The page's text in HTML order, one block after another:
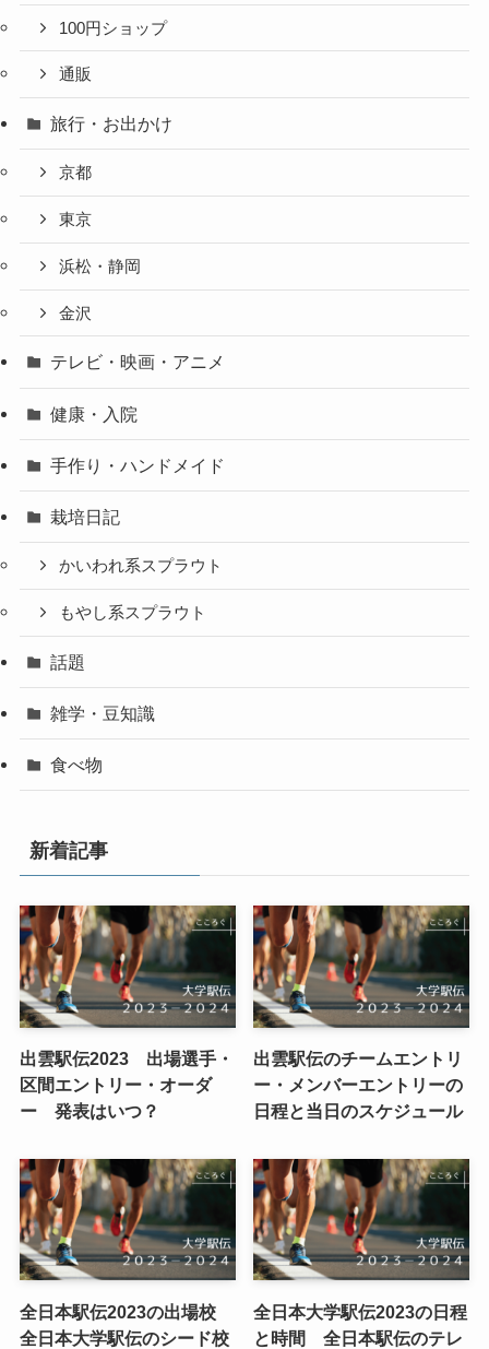
100円ショップ
通販
旅行・お出かけ
京都
東京
浜松・静岡
金沢
テレビ・映画・アニメ
健康・入院
手作り・ハンドメイド
栽培日記
かいわれ系スプラウト
もやし系スプラウト
話題
雑学・豆知識
食べ物
新着記事
出雲駅伝2023 出場選手・
区間エントリー・オーダ
ー 発表はいつ？
出雲駅伝のチームエントリ
ー・メンバーエントリーの
日程と当日のスケジュール
全日本駅伝2023の出場校
全日本大学駅伝のシード校
全日本大学駅伝2023の日程
と時間 全日本駅伝のテレ